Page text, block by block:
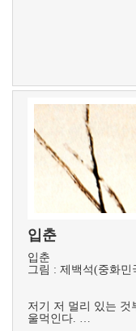
입춘
입춘
그림 : 제백석(중화
저기 저 멀리 있는 것
울먹인다. …